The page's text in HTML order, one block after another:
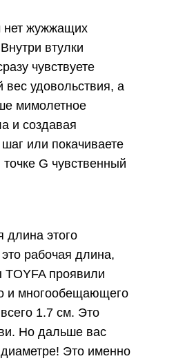
нет жужжащих
втулки
чувствуете
вес удовольствия, а
мимолетное
и создавая
или покачиваете
G чувственный
длина этого
рабочая длина,
TOYFA проявили
и многообещающего
1.7 см. Это
Но дальше вас
Это именно